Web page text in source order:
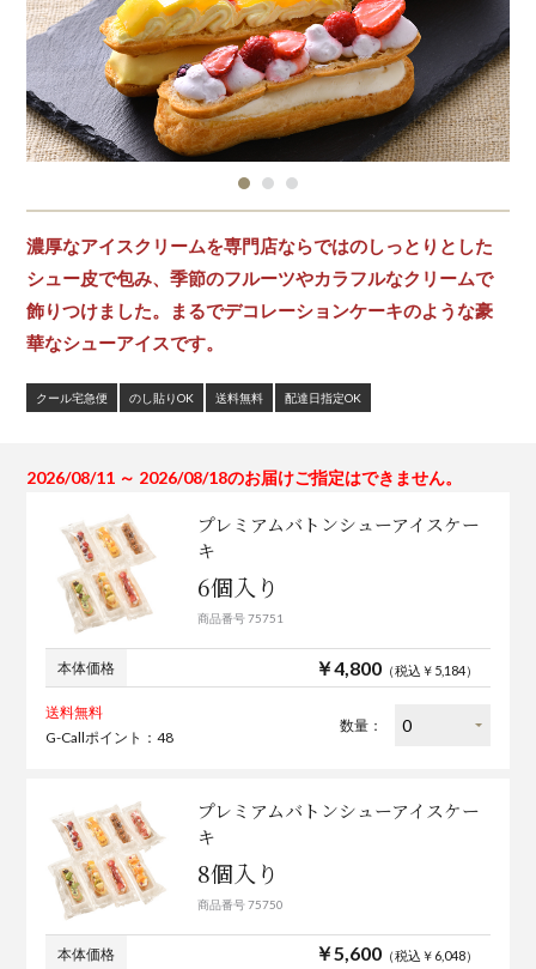
濃厚なアイスクリームを専門店ならではのしっとりとした
シュー皮で包み、季節のフルーツやカラフルなクリームで
飾りつけました。まるでデコレーションケーキのような豪
華なシューアイスです。
クール宅急便 のし貼りOK 送料無料 配達日指定OK
2026/08/11 ～ 2026/08/18のお届けご指定はできません。
プレミアムバトンシューアイスケー
キ
6個入り
商品番号 75751
本体価格 ￥4,800（税込￥5,184）
送料無料
G-Callポイント：48
数量：
プレミアムバトンシューアイスケー
キ
8個入り
商品番号 75750
本体価格 ￥5,600（税込￥6,048）